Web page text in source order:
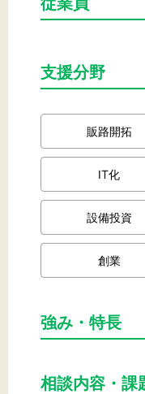
支援分野
販路開拓
IT化
設備投資
創業
強み・特長
相談内容・課